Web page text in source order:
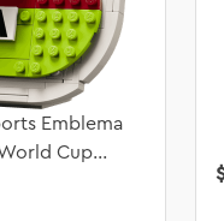
Emblema
Cup